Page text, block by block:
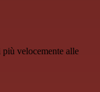
più velocemente alle